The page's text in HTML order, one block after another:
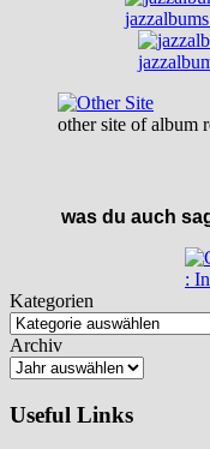
other site of album
was du auch
:
Kategorien
Archiv
Useful Links